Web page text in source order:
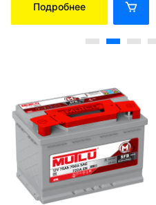
Подробнее